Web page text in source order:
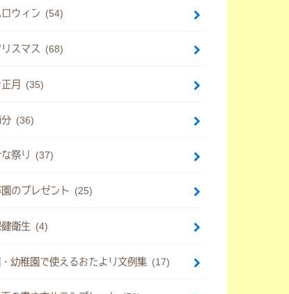
ロウィン (54)
リスマス (68)
正月 (35)
分 (36)
な祭り (37)
のプレゼント (25)
健衛生 (4)
幼稚園で使えるおたより文例集 (17)